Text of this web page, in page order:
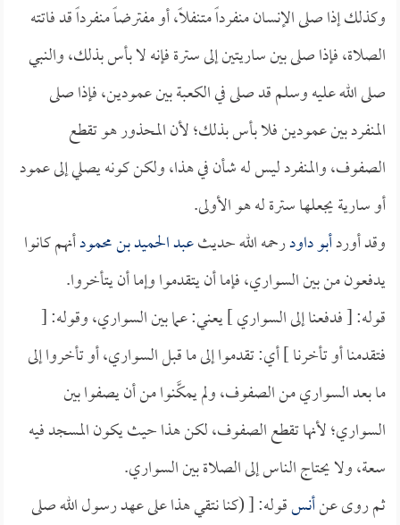
وكذلك إذا صلى الإنسان منفرداً متنفلاً، أو مفترضاً منفرداً قد فاتته
الصلاة، فإذا صلى بين ساريتين إلى سترة فإنه لا بأس بذلك، والنبي
صلى الله عليه وسلم قد صلى في الكعبة بين عمودين، فإذا صلى
المنفرد بين عمودين فلا بأس بذلك؛ لأن المحذور هو تقطع
الصفوف، والمنفرد ليس له شأن في هذا، ولكن كونه يصلي إلى عمود
أو سارية يجعلها سترة له هو الأولى.
وقد أوردأبو داودرحمه الله حديثعبد الحميد بن محمودأنهم كانوا
يدفعون من بين السواري، فإما أن يتقدموا وإما أن يتأخروا.
قوله: [ فدفعنا إلى السواري ] يعني: عما بين السواري، وقوله: [
فتقدمنا أو تأخرنا ] أي: تقدموا إلى ما قبل السواري، أو تأخروا إلى
ما بعد السواري من الصفوف، ولم يمكَّنوا من أن يصفوا بين
السواري؛ لأنها تقطع الصفوف، لكن هذا حيث يكون المسجد فيه
سعة، ولا يحتاج الناس إلى الصلاة بين السواري.
ثم روى عنأنسقوله: [ (كنا نتقي هذا على عهد رسول الله صلى